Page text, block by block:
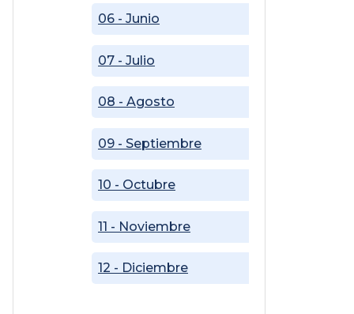
06 - Junio
07 - Julio
08 - Agosto
09 - Septiembre
10 - Octubre
11 - Noviembre
12 - Diciembre